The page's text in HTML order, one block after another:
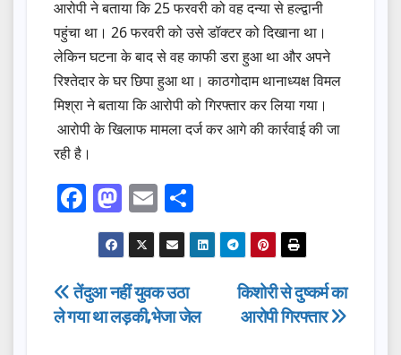
आरोपी ने बताया कि 25 फरवरी को वह दन्या से हल्द्वानी
पहुंचा था। 26 फरवरी को उसे डॉक्टर को दिखाना था।
लेकिन घटना के बाद से वह काफी डरा हुआ था और अपने
रिश्तेदार के घर छिपा हुआ था। काठगोदाम थानाध्यक्ष विमल
मिश्रा ने बताया कि आरोपी को गिरफ्तार कर लिया गया।
आरोपी के खिलाफ मामला दर्ज कर आगे की कार्रवाई की जा
रही है।
F
a
c
e
b
M
a
st
o
d
E
m
ail
h
ar
Post
navigation
किशोरी से दुष्कर्म का
आरोपी गिरफ्तार
तेंदुआ नहीं युवक उठा
ले गया था लड़की,भेजा जेल